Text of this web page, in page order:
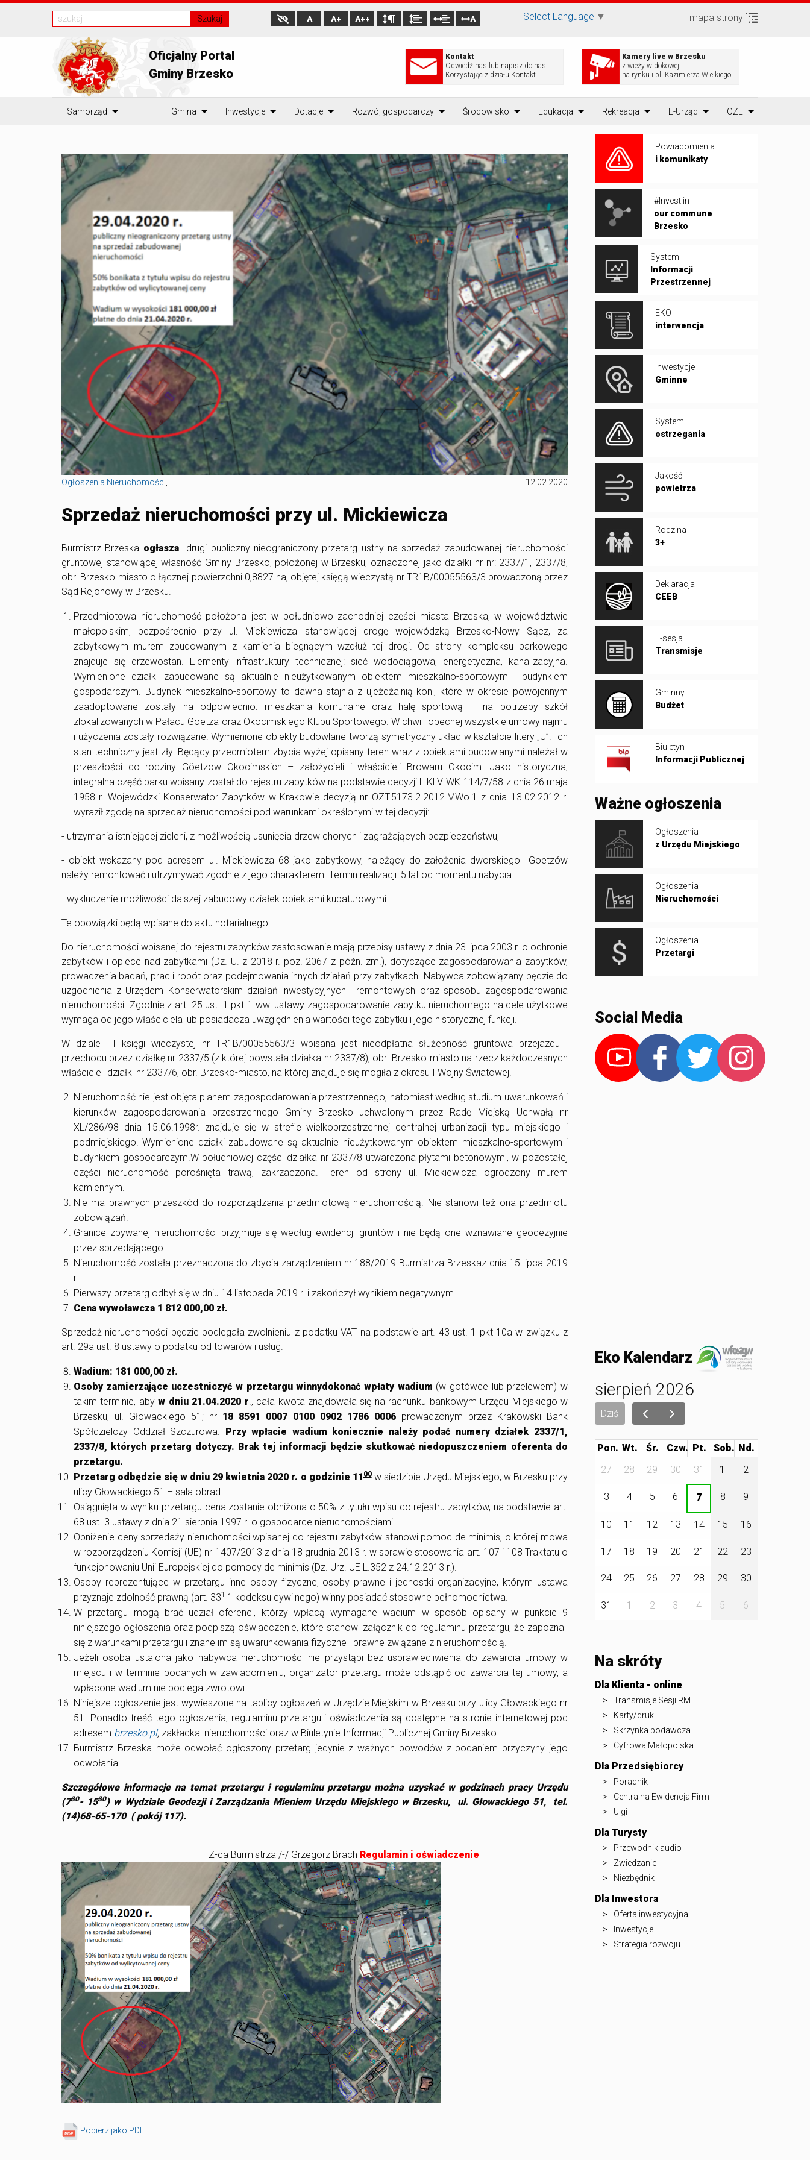
Szukaj A A+ A++ A Select Language ▼ mapa strony
Oficjalny Portal
Gminy Brzesko
Kontakt
Odwiedź nas lub napisz do nas
Korzystając z działu Kontakt
Kamery live w Brzesku
z wieży widokowej
na rynku i pl. Kazimierza Wielkiego
Samorząd Gmina Inwestycje Dotacje Rozwój gospodarczy Środowisko Edukacja Rekreacja E-Urząd OZE
Ogłoszenia Nieruchomości, 12.02.2020
Sprzedaż nieruchomości przy ul. Mickiewicza
Burmistrz Brzeska ogłasza drugi publiczny nieograniczony przetarg ustny na sprzedaż zabudowanej nieruchomości
gruntowej stanowiącej własność Gminy Brzesko, położonej w Brzesku, oznaczonej jako działki nr nr: 2337/1, 2337/8,
obr. Brzesko-miasto o łącznej powierzchni 0,8827 ha, objętej księgą wieczystą nr TR1B/00055563/3 prowadzoną przez
Sąd Rejonowy w Brzesku.
Przedmiotowa nieruchomość położona jest w południowo zachodniej części miasta Brzeska, w województwie
małopolskim, bezpośrednio przy ul. Mickiewicza stanowiącej drogę wojewódzką Brzesko-Nowy Sącz, za
zabytkowym murem zbudowanym z kamienia biegnącym wzdłuż tej drogi. Od strony kompleksu parkowego
znajduje się drzewostan. Elementy infrastruktury technicznej: sieć wodociągowa, energetyczna, kanalizacyjna.
Wymienione działki zabudowane są aktualnie nieużytkowanym obiektem mieszkalno-sportowym i budynkiem
gospodarczym. Budynek mieszkalno-sportowy to dawna stajnia z ujeżdżalnią koni, które w okresie powojennym
zaadoptowane zostały na odpowiednio: mieszkania komunalne oraz halę sportową – na potrzeby szkół
zlokalizowanych w Pałacu Göetza oraz Okocimskiego Klubu Sportowego. W chwili obecnej wszystkie umowy najmu
i użyczenia zostały rozwiązane. Wymienione obiekty budowlane tworzą symetryczny układ w kształcie litery „U”. Ich
stan techniczny jest zły. Będący przedmiotem zbycia wyżej opisany teren wraz z obiektami budowlanymi należał w
przeszłości do rodziny Göetzow Okocimskich – założycieli i właścicieli Browaru Okocim. Jako historyczna,
integralna część parku wpisany został do rejestru zabytków na podstawie decyzji L.Kl.V-WK-114/7/58 z dnia 26 maja
1958 r. Wojewódzki Konserwator Zabytków w Krakowie decyzją nr OZT.5173.2.2012.MWo.1 z dnia 13.02.2012 r.
wyraził zgodę na sprzedaż nieruchomości pod warunkami określonymi w tej decyzji:
- utrzymania istniejącej zieleni, z możliwością usunięcia drzew chorych i zagrażających bezpieczeństwu,
- obiekt wskazany pod adresem ul. Mickiewicza 68 jako zabytkowy, należący do założenia dworskiego Goetzów
należy remontować i utrzymywać zgodnie z jego charakterem. Termin realizacji: 5 lat od momentu nabycia
- wykluczenie możliwości dalszej zabudowy działek obiektami kubaturowymi.
Te obowiązki będą wpisane do aktu notarialnego.
Do nieruchomości wpisanej do rejestru zabytków zastosowanie mają przepisy ustawy z dnia 23 lipca 2003 r. o ochronie
zabytków i opiece nad zabytkami (Dz. U. z 2018 r. poz. 2067 z późn. zm.), dotyczące zagospodarowania zabytków,
prowadzenia badań, prac i robót oraz podejmowania innych działań przy zabytkach. Nabywca zobowiązany będzie do
uzgodnienia z Urzędem Konserwatorskim działań inwestycyjnych i remontowych oraz sposobu zagospodarowania
nieruchomości. Zgodnie z art. 25 ust. 1 pkt 1 ww. ustawy zagospodarowanie zabytku nieruchomego na cele użytkowe
wymaga od jego właściciela lub posiadacza uwzględnienia wartości tego zabytku i jego historycznej funkcji.
W dziale III księgi wieczystej nr TR1B/00055563/3 wpisana jest nieodpłatna służebność gruntowa przejazdu i
przechodu przez działkę nr 2337/5 (z której powstała działka nr 2337/8), obr. Brzesko-miasto na rzecz każdoczesnych
właścicieli działki nr 2337/6, obr. Brzesko-miasto, na której znajduje się mogiła z okresu I Wojny Światowej.
Nieruchomość nie jest objęta planem zagospodarowania przestrzennego, natomiast według studium uwarunkowań i
kierunków zagospodarowania przestrzennego Gminy Brzesko uchwalonym przez Radę Miejską Uchwałą nr
XL/286/98 dnia 15.06.1998r. znajduje się w strefie wielkoprzestrzennej centralnej urbanizacji typu miejskiego i
podmiejskiego. Wymienione działki zabudowane są aktualnie nieużytkowanym obiektem mieszkalno-sportowym i
budynkiem gospodarczym.W południowej części działka nr 2337/8 utwardzona płytami betonowymi, w pozostałej
części nieruchomość porośnięta trawą, zakrzaczona. Teren od strony ul. Mickiewicza ogrodzony murem
kamiennym.
Nie ma prawnych przeszkód do rozporządzania przedmiotową nieruchomością. Nie stanowi też ona przedmiotu
zobowiązań.
Granice zbywanej nieruchomości przyjmuje się według ewidencji gruntów i nie będą one wznawiane geodezyjnie
przez sprzedającego.
Nieruchomość została przeznaczona do zbycia zarządzeniem nr 188/2019 Burmistrza Brzeskaz dnia 15 lipca 2019
r.
Pierwszy przetarg odbył się w dniu 14 listopada 2019 r. i zakończył wynikiem negatywnym.
Cena wywoławcza 1 812 000,00 zł.
Sprzedaż nieruchomości będzie podlegała zwolnieniu z podatku VAT na podstawie art. 43 ust. 1 pkt 10a w związku z
art. 29a ust. 8 ustawy o podatku od towarów i usług.
Wadium: 181 000,00 zł.
Osoby zamierzające uczestniczyć w przetargu winnydokonać wpłaty wadium (w gotówce lub przelewem) w
takim terminie, abyw dniu 21.04.2020 r., cała kwota znajdowała się na rachunku bankowym Urzędu Miejskiego w
Brzesku, ul. Głowackiego 51; nr 18 8591 0007 0100 0902 1786 0006 prowadzonym przez Krakowski Bank
Spółdzielczy Oddział Szczurowa.
Przy wpłacie wadium koniecznie należy podać numery działek 2337/1,
2337/8, których przetarg dotyczy. Brak tej informacji będzie skutkować niedopuszczeniem oferenta do
przetargu.
Przetarg odbędzie się w dniu 29 kwietnia 2020 r. o godzinie 1100w siedzibie Urzędu Miejskiego, w Brzesku przy
ulicy Głowackiego 51 – sala obrad.
Osiągnięta w wyniku przetargu cena zostanie obniżona o 50% z tytułu wpisu do rejestru zabytków, na podstawie art.
68 ust. 3 ustawy z dnia 21 sierpnia 1997 r. o gospodarce nieruchomościami.
Obniżenie ceny sprzedaży nieruchomości wpisanej do rejestru zabytków stanowi pomoc de minimis, o której mowa
w rozporządzeniu Komisji (UE) nr 1407/2013 z dnia 18 grudnia 2013 r. w sprawie stosowania art. 107 i 108 Traktatu o
funkcjonowaniu Unii Europejskiej do pomocy de minimis (Dz. Urz. UE L.352 z 24.12.2013 r.).
Osoby reprezentujące w przetargu inne osoby fizyczne, osoby prawne i jednostki organizacyjne, którym ustawa
przyznaje zdolność prawną (art. 331 1 kodeksu cywilnego) winny posiadać stosowne pełnomocnictwa.
W przetargu mogą brać udział oferenci, którzy wpłacą wymagane wadium w sposób opisany w punkcie 9
niniejszego ogłoszenia oraz podpiszą oświadczenie, które stanowi załącznik do regulaminu przetargu, że zapoznali
się z warunkami przetargu i znane im są uwarunkowania fizyczne i prawne związane z nieruchomością.
Jeżeli osoba ustalona jako nabywca nieruchomości nie przystąpi bez usprawiedliwienia do zawarcia umowy w
miejscu i w terminie podanych w zawiadomieniu, organizator przetargu może odstąpić od zawarcia tej umowy, a
wpłacone wadium nie podlega zwrotowi.
Niniejsze ogłoszenie jest wywieszone na tablicy ogłoszeń w Urzędzie Miejskim w Brzesku przy ulicy Głowackiego nr
51. Ponadto treść tego ogłoszenia, regulaminu przetargu i oświadczenia są dostępne na stronie internetowej pod
adresem brzesko.pl, zakładka: nieruchomości oraz w Biuletynie Informacji Publicznej Gminy Brzesko.
Burmistrz Brzeska może odwołać ogłoszony przetarg jedynie z ważnych powodów z podaniem przyczyny jego
odwołania.
Szczegółowe informacje na temat przetargu i regulaminu przetargu można uzyskać w godzinach pracy Urzędu
(730- 1530) w Wydziale Geodezji i Zarządzania Mieniem Urzędu Miejskiego w Brzesku, ul. Głowackiego 51, tel.
(14)68-65-170 ( pokój 117).
Z-ca Burmistrza /-/ Grzegorz Brach Regulamin i oświadczenie
Pobierz jako PDF
Powiadomienia
i komunikaty
#Invest in
our commune
Brzesko
System
Informacji
Przestrzennej
EKO
interwencja
Inwestycje
Gminne
System
ostrzegania
Jakość
powietrza
Rodzina
3+
Deklaracja
CEEB
E-sesja
Transmisje
Gminny
Budżet
Biuletyn
Informacji Publicznej
Ważne ogłoszenia
Ogłoszenia
z Urzędu Miejskiego
Ogłoszenia
Nieruchomości
Ogłoszenia
Przetargi
Social Media
Eko Kalendarz
sierpień 2026
Dziś
Pon. Wt. Śr. Czw. Pt.
Sob.
27
28 29 30 31 1 2
3 4 5 6 7 8 9
10 11 12 13 14 15 16
17 18 19 20 21 22 23
24 25 26 27 28 29 30
31 1 2 3 4 5 6
Na skróty
Dla Klienta - online
Transmisje Sesji RM
Karty/druki
Skrzynka podawcza
Cyfrowa Małopolska
Dla Przedsiębiorcy
Poradnik
Centralna Ewidencja Firm
Ulgi
Dla Turysty
Przewodnik audio
Zwiedzanie
Niezbędnik
Dla Inwestora
Oferta inwestycyjna
Inwestycje
Strategia rozwoju